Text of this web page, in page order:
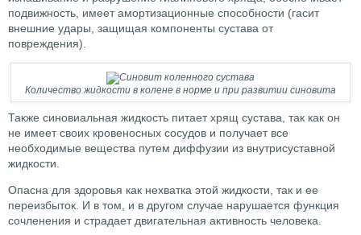
подвижность, имеет амортизационные способности (гасит
внешние удары, защищая компоненты сустава от
повреждения).
Количество жидкости в колене в норме и при развитии синовита
Также синовиальная жидкость питает хрящ сустава, так как он
не имеет своих кровеносных сосудов и получает все
необходимые вещества путем диффузии из внутрисуставной
жидкости.
Опасна для здоровья как нехватка этой жидкости, так и ее
переизбыток. И в том, и в другом случае нарушается функция
сочленения и страдает двигательная активность человека.